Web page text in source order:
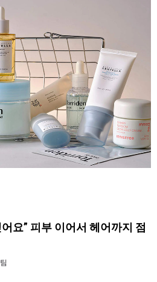
요” 피부 이어서 헤어까지 점